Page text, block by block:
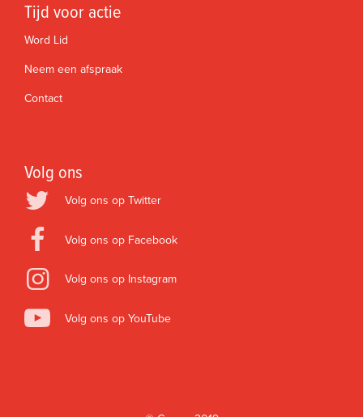
Tijd voor actie
Word Lid
Neem een afspraak
Contact
Volg ons
Volg ons op Twitter
Volg ons op Facebook
Volg ons op Instagram
Volg ons op YouTube